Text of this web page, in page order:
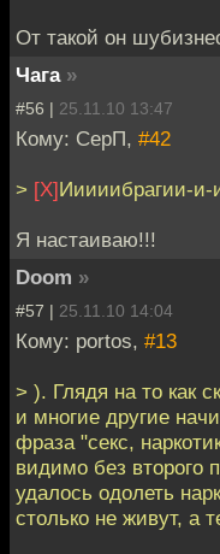
От такой он
Чага »
#56 | 25.11.10 13:47
Кому: СерП, #42
> [Х]Ииииибрагии-и-
Я настаиваю!!!
Doom »
#57 | 25.11.10 14:04
Кому: portos, #13
> ). Глядя на то как
и многие другие
фраза "секс,
видимо без второго
удалось одолеть
столько не живут, а